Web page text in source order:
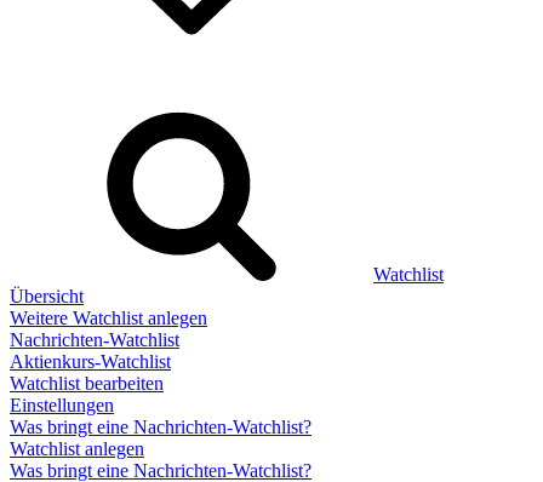
Watchlist
Übersicht
Weitere Watchlist anlegen
Nachrichten-Watchlist
Aktienkurs-Watchlist
Watchlist bearbeiten
Einstellungen
Was bringt eine Nachrichten-Watchlist?
Watchlist anlegen
Was bringt eine Nachrichten-Watchlist?